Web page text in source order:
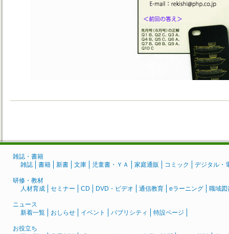
雑誌・書籍
雑誌
書籍 新書 文庫 児童書・ＹＡ 家庭通販 コミック デジタル・
研修・教材
人材育成
セミナー CD DVD・ビデオ 通信教育 eラーニング 職域図
ニュース
新着一覧
おしらせ イベント パブリシティ 特設ページ
お役立ち